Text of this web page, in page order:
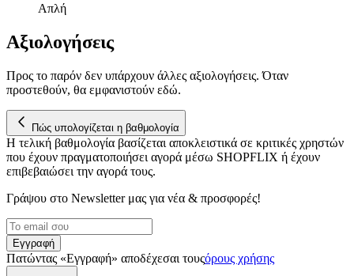
Απλή
Αξιολογήσεις
Προς το παρόν δεν υπάρχουν άλλες αξιολογήσεις. Όταν
προστεθούν, θα εμφανιστούν εδώ.
Πώς υπολογίζεται η βαθμολογία
Η τελική βαθμολογία βασίζεται αποκλειστικά σε κριτικές χρηστών
που έχουν πραγματοποιήσει αγορά μέσω SHOPFLIX ή έχουν
επιβεβαιώσει την αγορά τους.
Γράψου στο Νewsletter μας για νέα & προσφορές!
Εγγραφή
Πατώντας «Εγγραφή» αποδέχεσαι τουςόρους χρήσης